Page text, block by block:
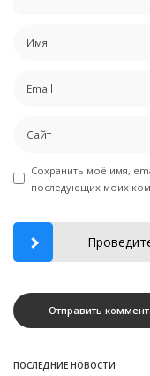
Сохранить моё имя,
последующих моих
ПОСЛЕДНИЕ НОВОСТИ